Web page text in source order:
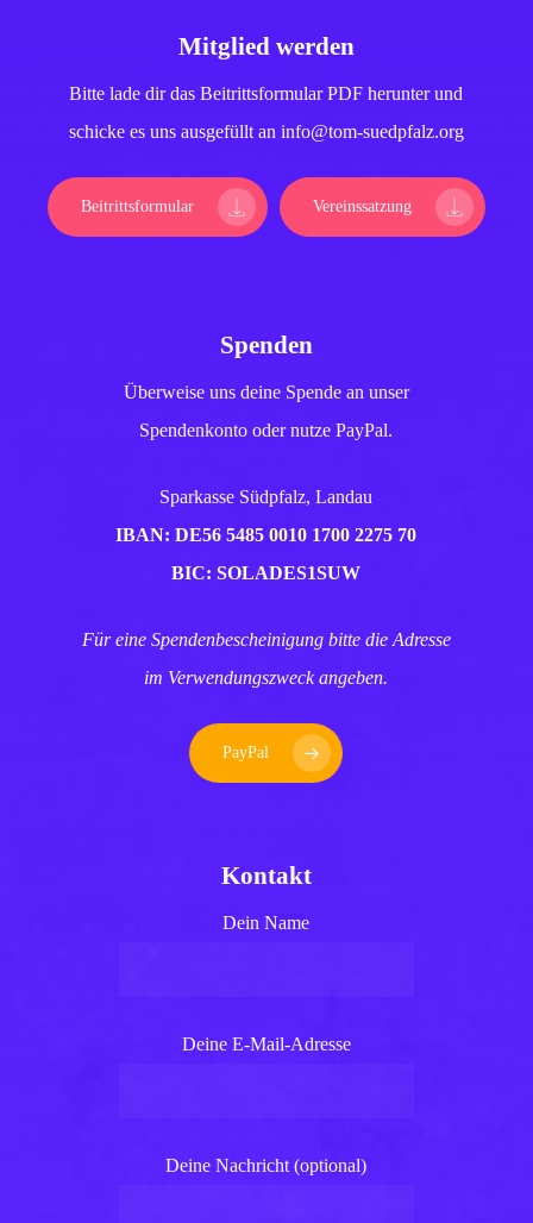
Mitglied werden
Bitte lade dir das Beitrittsformular PDF herunter und
schicke es uns ausgefüllt an info@tom-suedpfalz.org
Beitrittsformular Vereinssatzung
Spenden
Überweise uns deine Spende an unser
Spendenkonto oder nutze PayPal.
Sparkasse Südpfalz, Landau
IBAN: DE56 5485 0010 1700 2275 70
BIC: SOLADES1SUW
Für eine Spendenbescheinigung bitte die Adresse
im Verwendungszweck angeben.
PayPal
Kontakt
Dein Name
Deine E-Mail-Adresse
Deine Nachricht (optional)